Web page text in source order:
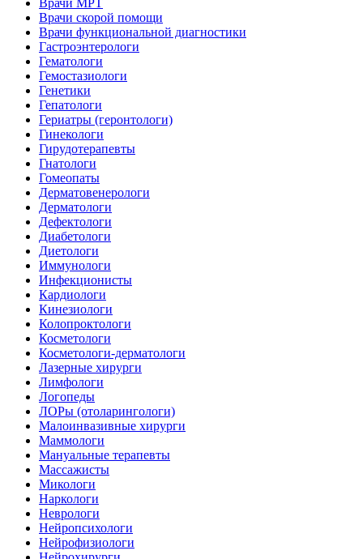
Врачи скорой помощи
Врачи функциональной диагностики
Гастроэнтерологи
Гематологи
Гемостазиологи
Генетики
Гепатологи
Гериатры (геронтологи)
Гинекологи
Гирудотерапевты
Гнатологи
Гомеопаты
Дерматовенерологи
Дерматологи
Дефектологи
Диабетологи
Диетологи
Иммунологи
Инфекционисты
Кардиологи
Кинезиологи
Колопроктологи
Косметологи
Косметологи-дерматологи
Лазерные хирурги
Лимфологи
Логопеды
ЛОРы (отоларингологи)
Малоинвазивные хирурги
Маммологи
Мануальные терапевты
Массажисты
Микологи
Наркологи
Неврологи
Нейропсихологи
Нейрофизиологи